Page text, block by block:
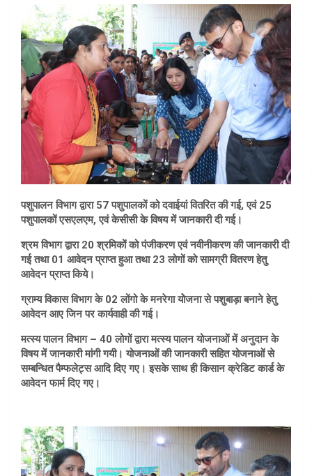
पशुपालन विभाग द्वारा 57 पशुपालकों को दवाईयां वितरित की गई, एवं 25
पशुपालकों एसएलएम, एवं केसीसी के विषय में जानकारी दी गई।
श्रम विभाग द्वारा 20 श्रमिकों को पंजीकरण एवं नवीनीकरण की जानकारी दी
गई तथा 01 आवेदन प्राप्त हुआ तथा 23 लोगों को सामग्री वितरण हेतु
आवेदन प्राप्त किये।
ग्राम्य विकास विभाग के 02 लोंगो के मनरेगा योेजना से पशुबाड़ा बनाने हेतु
आवेदन आए जिन पर कार्यवाही की गई।
मत्स्य पालन विभाग – 40 लोगों द्वारा मत्स्य पालन योजनाओं में अनुदान के
विषय में जानकारी मांगी गयी। योजनाओं की जानकारी सहित योजनाओं से
सम्बन्धित पैम्फलेट्स आदि दिए गए। इसके साथ ही किसान क्रेडिट कार्ड के
आवेदन फार्म दिए गए।